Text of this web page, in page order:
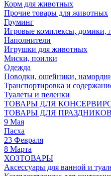
Корм для животных
Прочие товары для животных
Груминг
Игровые комплексы, домики,
Наполнители
Игрушки для животных
Миски, поилки
Одежда
Поводки, ошейники,
Транспортировка и
Туалеты и пеленки
ТОВАРЫ ДЛЯ
ТОВАРЫ ДЛЯ ПРАЗДНИКОВ
9 Мая
Пасха
23 Февраля
8 Марта
ХОЗТОВАРЫ
Аксессуары для ванной и